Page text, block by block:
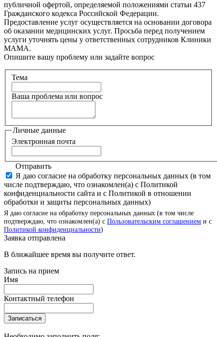
публичной офертой, определяемой положениями статьи 437
Гражданского кодекса Российской Федерации.
Предоставление услуг осуществляется на основании договора
об оказании медицинских услуг. Просьба перед получением
услуги уточнять цены у ответственных сотрудников Клиники
МАМА.
Опишите вашу проблему или задайте вопрос
Тема
Ваша проблема или вопрос
Личные данные
Электронная почта
Отправить
Я даю согласие на обработку персональных данных (в том
числе подтверждаю, что ознакомлен(а) с Политикой
конфиденциальности сайта и с Политикой в отношении
обработки и защиты персональных данных)
Я даю согласие на обработку персональных данных (в том числе
подтверждаю, что ознакомлен(а) с Пользовательским соглашением и с
Политикой конфиденциальности)
Заявка отправлена
В ближайшее время вы получите ответ.
Запись на прием
Имя
Контактный телефон
Записаться